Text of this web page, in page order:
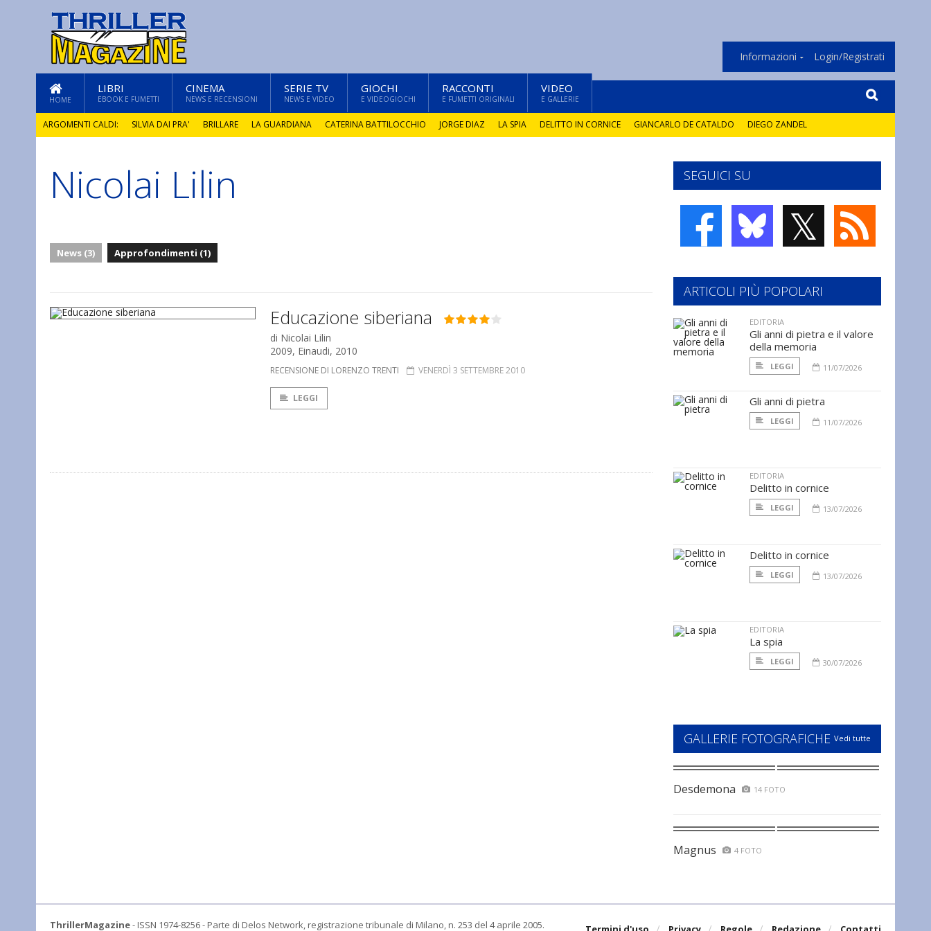
Informazioni Login/Registrati
HOME
LIBRI
EBOOK E FUMETTI
CINEMA
NEWS E RECENSIONI
SERIE TV
NEWS E VIDEO
GIOCHI
E VIDEOGIOCHI
RACCONTI
E FUMETTI ORIGINALI
VIDEO
E GALLERIE
ARGOMENTI CALDI: SILVIA DAI PRA' BRILLARE LA GUARDIANA CATERINA BATTILOCCHIO JORGE DIAZ LA SPIA DELITTO IN CORNICE GIANCARLO DE CATALDO DIEGO ZANDEL
GLI ANNI DI PIETRA
Nicolai Lilin
News (3) Approfondimenti (1)
Educazione siberiana
di Nicolai Lilin
2009, Einaudi, 2010
RECENSIONE DI LORENZO TRENTI VENERDÌ 3 SETTEMBRE 2010
LEGGI
SEGUICI SU
𝕏
ARTICOLI PIÙ POPOLARI
EDITORIA
Gli anni di pietra e il valore
della memoria
LEGGI 11/07/2026
Gli anni di pietra
LEGGI 11/07/2026
EDITORIA
Delitto in cornice
LEGGI 13/07/2026
Delitto in cornice
LEGGI 13/07/2026
EDITORIA
La spia
LEGGI 30/07/2026
GALLERIE FOTOGRAFICHE Vedi tutte
Desdemona 14 FOTO
Magnus 4 FOTO
ThrillerMagazine- ISSN 1974-8256 - Parte di Delos Network, registrazione tribunale di Milano, n. 253 del 4 aprile 2005.